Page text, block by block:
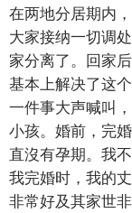
在两地分居期内
大家接纳一切调
家分离了。回家
基本上解决了这
一件事大声喊叫
小孩。婚前，完
直沒有孕期。我
我完婚时，我的
非常好及其家世